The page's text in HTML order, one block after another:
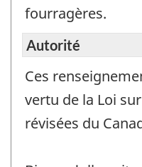
fourragères.
Autorité
Ces
vertu de la Loi
révisées du